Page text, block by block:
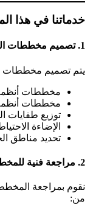
خدماتنا في هذا
1. تصميم مخططات السلامة
يتم تصميم مخططات
مخططات أنظمة
مخططات أنظمة
توزيع طفايات
الإضاءة
تحديد مناطق
2. مراجعة فنية للمخططات
نقوم بمراجعة
من: